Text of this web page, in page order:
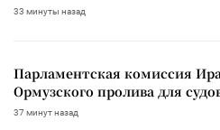
33 минуты назад
Парламентская комиссия
Ормузского пролива для
37 минут назад